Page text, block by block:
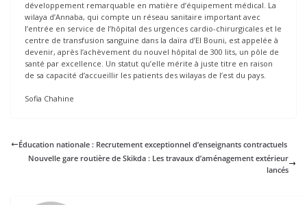
développement remarquable en matière d’équipement médical. La
wilaya d’Annaba, qui compte un réseau sanitaire important avec
l’entrée en service de l’hôpital des urgences cardio-chirurgicales et le
centre de transfusion sanguine dans la daïra d’El Bouni, est appelée à
devenir, après l’achèvement du nouvel hôpital de 300 lits, un pôle de
santé par excellence. Un statut qu’elle mérite à juste titre en raison
de sa capacité d’accueillir les patients des wilayas de l’est du pays.
Sofia Chahine
Éducation nationale : Recrutement exceptionnel d’enseignants contractuels
Nouvelle gare routière de Skikda : Les travaux d’aménagement extérieur
lancés